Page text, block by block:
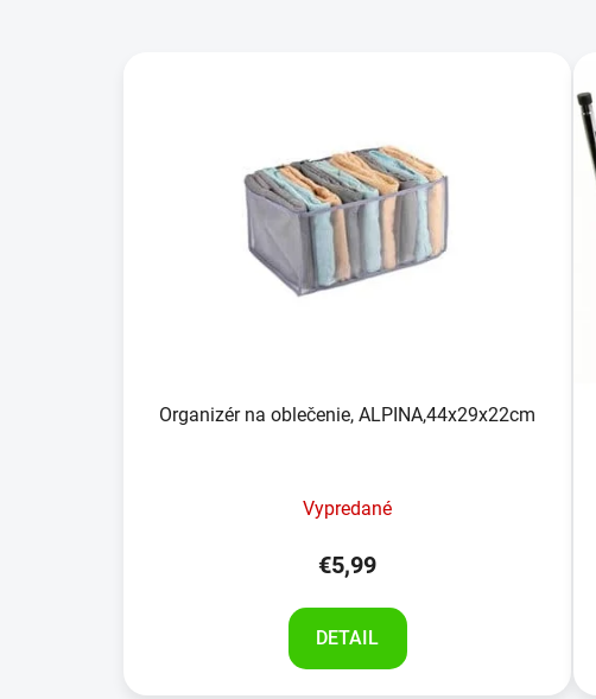
Organizér na oblečenie, ALPINA,44x29x22cm
Vypredané
€5,99
DETAIL